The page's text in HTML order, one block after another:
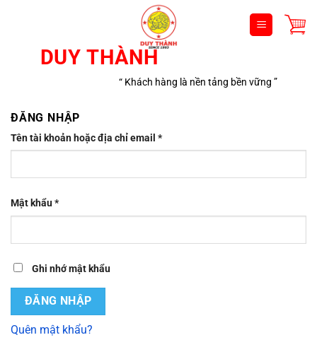
DUY THÀNH
“ Khách hàng là nền tảng bền vững ”
ĐĂNG NHẬP
Tên tài khoản hoặc địa chỉ email *Bắt
buộc
Mật khẩu*Bắt
buộc
Ghi nhớ mật khẩu
ĐĂNG NHẬP
Quên mật khẩu?